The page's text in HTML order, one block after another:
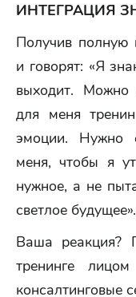
ИНТЕГРАЦИЯ
Получив полную
и говорят: «Я
выходит. Можно
для меня
эмоции. Нужно
меня, чтобы я
нужное, а не
светлое будущее».
Ваша реакция?
тренинге
консалтинговые